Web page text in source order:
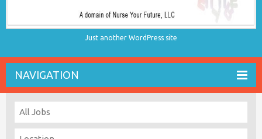
Just another WordPress site
NAVIGATION